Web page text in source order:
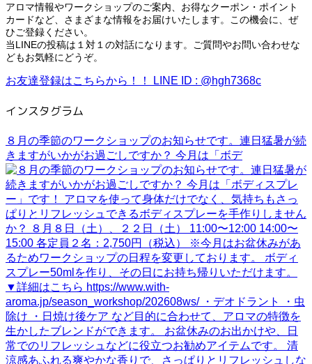
アロマ情報やワークショップのご案内、お得なクーポン・ポイント
カードなど、さまざまな情報をお届けいたします。この機会に、ぜ
ひご登録ください。
当LINEの投稿は１対１の対話になります。ご質問やお問い合わせな
どもお気軽にどうぞ。
お友達登録はこちらから！！ LINE ID : @hgh7368c
インスタグラム
８月の季節のワークショップのお知らせです。連日猛暑が続
きますがいかがお過ごしですか？ 今月は「ボデ